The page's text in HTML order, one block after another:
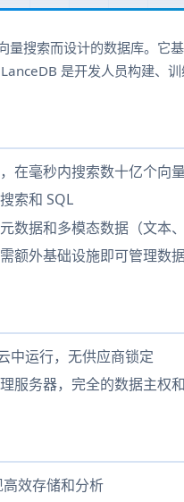
量搜索而设计的数据库。它
是开发人员构建、
在毫秒内搜索数十亿个向量
索和 SQL
数据和多模态数据（文本
额外基础设施即可管理数
中运行，无供应商锁定
服务器，完全的数据主权
效存储和分析